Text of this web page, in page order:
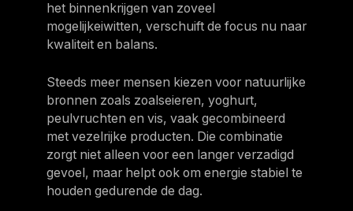
het binnenkrijgen van zoveel
mogelijkeiwitten, verschuift de focus nu naar
kwaliteit en balans.
Steeds meer mensen kiezen voor natuurlijke
bronnen zoals zoalseieren, yoghurt,
peulvruchten en vis, vaak gecombineerd
met vezelrijke producten. Die combinatie
zorgt niet alleen voor een langer verzadigd
gevoel, maar helpt ook om energie stabiel te
houden gedurende de dag.